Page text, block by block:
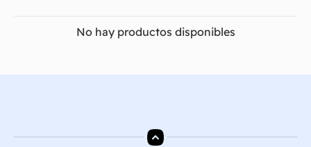
No hay productos disponibles